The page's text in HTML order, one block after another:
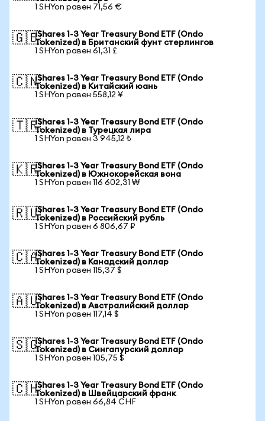
1 SHYon равен 71,56 €
🇬🇧iShares 1-3 Year Treasury Bond ETF (Ondo
Tokenized) в Британский фунт стерлингов
1 SHYon равен 61,31 £
🇨🇳iShares 1-3 Year Treasury Bond ETF (Ondo
Tokenized) в Китайский юань
1 SHYon равен 558,12 ¥
🇹🇷iShares 1-3 Year Treasury Bond ETF (Ondo
Tokenized) в Турецкая лира
1 SHYon равен 3 945,12 ₺
🇰🇷iShares 1-3 Year Treasury Bond ETF (Ondo
Tokenized) в Южнокорейская вона
1 SHYon равен 116 602,31 ₩
🇷🇺iShares 1-3 Year Treasury Bond ETF (Ondo
Tokenized) в Российский рубль
1 SHYon равен 6 806,67 ₽
🇨🇦iShares 1-3 Year Treasury Bond ETF (Ondo
Tokenized) в Канадский доллар
1 SHYon равен 115,37 $
🇦🇺iShares 1-3 Year Treasury Bond ETF (Ondo
Tokenized) в Австралийский доллар
1 SHYon равен 117,14 $
🇸🇬iShares 1-3 Year Treasury Bond ETF (Ondo
Tokenized) в Сингапурский доллар
1 SHYon равен 105,75 $
🇨🇭iShares 1-3 Year Treasury Bond ETF (Ondo
Tokenized) в Швейцарский франк
1 SHYon равен 66,84 CHF